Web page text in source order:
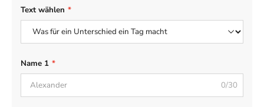
Text wählen *
Name 1 *
0/30